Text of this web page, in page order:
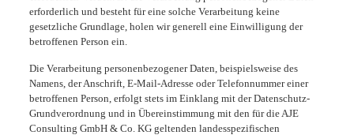
erforderlich und besteht für eine solche Verarbeitung keine
gesetzliche Grundlage, holen wir generell eine Einwilligung der
betroffenen Person ein.
Die Verarbeitung personenbezogener Daten, beispielsweise des
Namens, der Anschrift, E-Mail-Adresse oder Telefonnummer einer
betroffenen Person, erfolgt stets im Einklang mit der Datenschutz-
Grundverordnung und in Übereinstimmung mit den für die AJE
Consulting GmbH & Co. KG geltenden landesspezifischen